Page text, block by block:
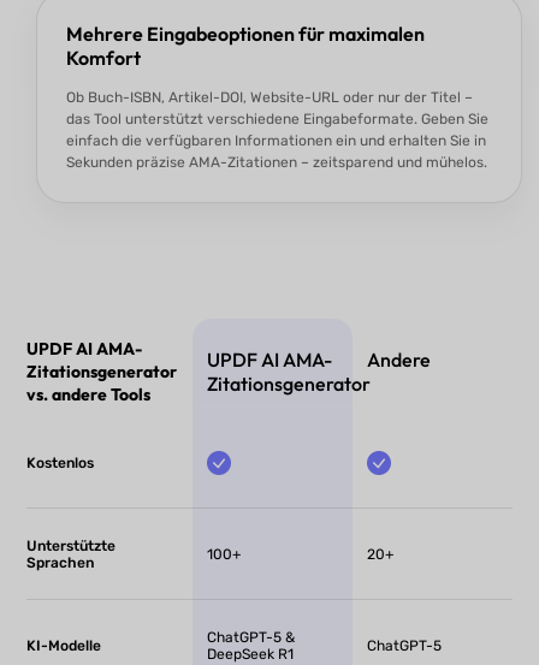
Mehrere Eingabeoptionen für maximalen
Komfort
Ob Buch-ISBN, Artikel-DOI, Website-URL oder nur der Titel –
das Tool unterstützt verschiedene Eingabeformate. Geben Sie
einfach die verfügbaren Informationen ein und erhalten Sie in
Sekunden präzise AMA-Zitationen – zeitsparend und mühelos.
UPDF AI AMA-
Zitationsgenerator
vs. andere Tools
UPDF AI AMA-
Zitationsgenerator
Andere
Kostenlos
Unterstützte
Sprachen
100+ 20+
KI-Modelle
ChatGPT-5 &
DeepSeek R1
ChatGPT-5